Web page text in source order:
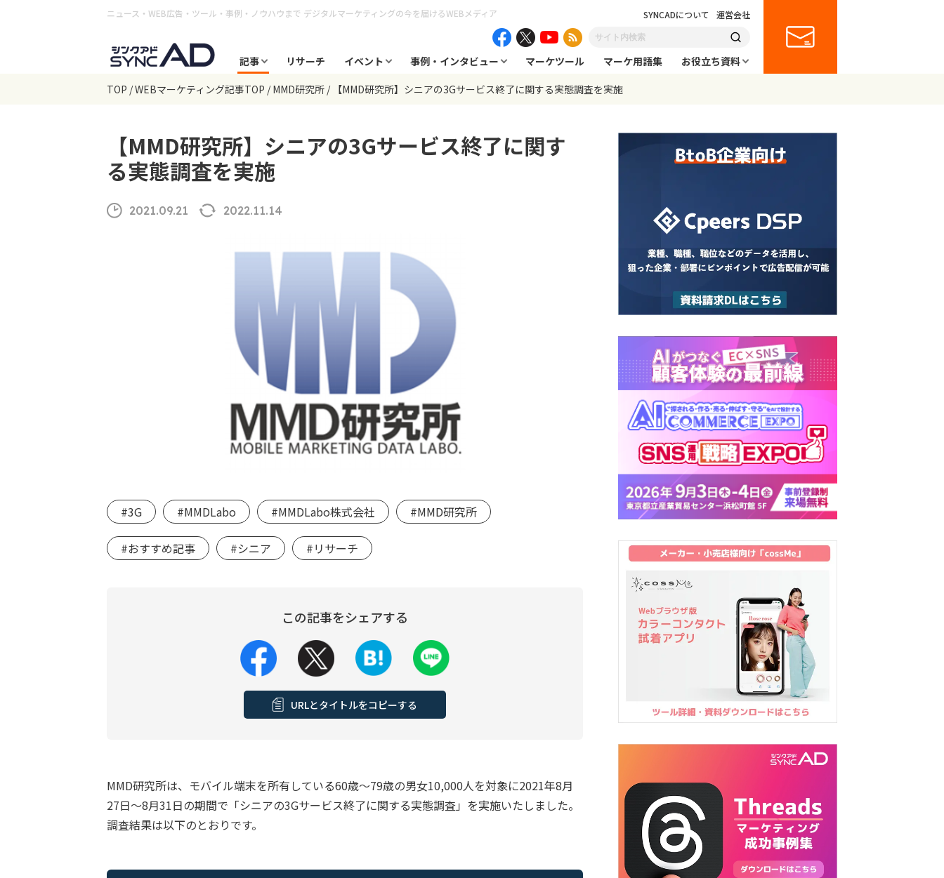
ニュース・WEB広告・ツール・事例・ノウハウまで デジタルマーケティングの今を届けるWEBメディア SYNCADについて 運営会社
記事 リサーチ イベント 事例・インタビュー マーケツール マーケ用語集
お役立ち資料
TOP WEBマーケティング記事TOP MMD研究所 【MMD研究所】シニアの3Gサービス終了に関する実態調査を実施
【MMD研究所】シニアの3Gサービス終了に関す
る実態調査を実施
2021.09.21 2022.11.14
#3G #MMDLabo #MMDLabo株式会社 #MMD研究所
#おすすめ記事 #シニア #リサーチ
この記事をシェアする
URLとタイトルをコピーする
MMD研究所は、モバイル端末を所有している60歳～79歳の男女10,000人を対象に2021年8月
27日～8月31日の期間で「シニアの3Gサービス終了に関する実態調査」を実施いたしました。
調査結果は以下のとおりです。